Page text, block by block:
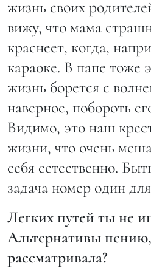
жизнь своих
вижу, что мама
краснеет, когда,
караоке. В папе тоже
жизнь борется с
наверное, побороть
Видимо, это наш
жизни, что очень
себя естественно.
задача номер один
Легких путей ты не
Альтернативы
рассматривала?